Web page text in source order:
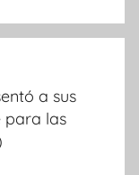
a sus
para las